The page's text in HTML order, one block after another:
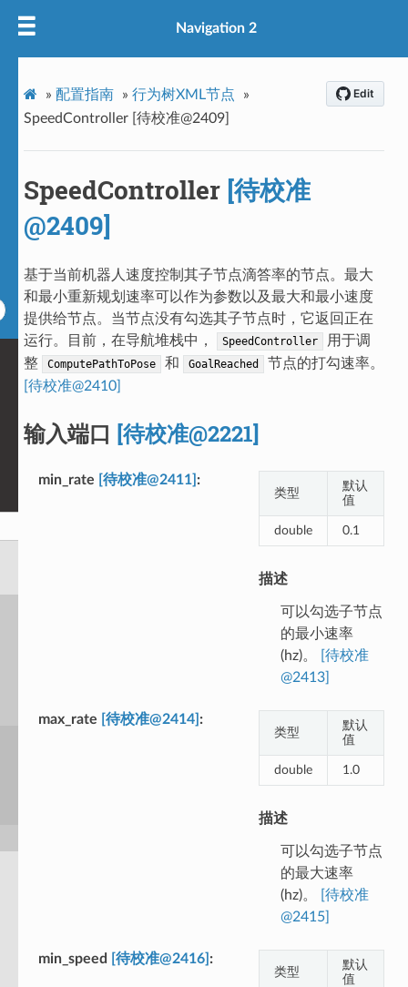
Navigation 2
» 配置指南 » 行为树XML节点
»
SpeedController [待校准@2409]
SpeedController [待校准
@2409]
基于当前机器人速度控制其子节点滴答率的节点。最大
和最小重新规划速率可以作为参数以及最大和最小速度
提供给节点。当节点没有勾选其子节点时，它返回正在
运行。目前，在导航堆栈中，
SpeedController
用于调
整
ComputePathToPose 和 GoalReached
节点的打勾速率。
[待校准@2410]
输入端口 [待校准@2221]
min_rate [待校准@2411]
类型
默认
值
double 0.1
描述
可以勾选子节点
的最小速率
(hz)。
[待校准
@2413]
max_rate [待校准@2414]
类型
默认
值
double 1.0
描述
可以勾选子节点
的最大速率
(hz)。
[待校准
@2415]
min_speed [待校准@2416]
类型
默认
值